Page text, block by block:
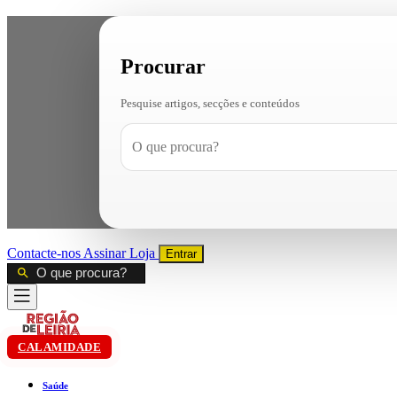
Procurar
Pesquise artigos, secções e conteúdos
Contacte-nos AssinarLoja Entrar
CALAMIDADE
Saúde